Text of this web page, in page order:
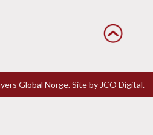
Global Norge. Site by JCO Digital.